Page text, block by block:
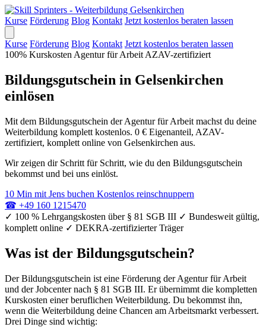
Kurse Förderung Blog Kontakt Jetzt kostenlos beraten lassen
Kurse Förderung Blog Kontakt Jetzt kostenlos beraten lassen
100% Kurskosten Agentur für Arbeit AZAV-zertifiziert
Bildungsgutschein in Gelsenkirchen
einlösen
Mit dem Bildungsgutschein der Agentur für Arbeit machst du deine
Weiterbildung komplett kostenlos. 0 € Eigenanteil, AZAV-
zertifiziert, komplett online von Gelsenkirchen aus.
Wir zeigen dir Schritt für Schritt, wie du den Bildungsgutschein
bekommst und bei uns einlöst.
10 Min mit Jens buchen Kostenlos reinschnuppern
☎ +49 160 1215470
✓ 100 % Lehrgangskosten über § 81 SGB III ✓ Bundesweit gültig,
komplett online ✓ DEKRA-zertifizierter Träger
Was ist der Bildungsgutschein?
Der Bildungsgutschein ist eine Förderung der Agentur für Arbeit
und der Jobcenter nach § 81 SGB III. Er übernimmt die kompletten
Kurskosten einer beruflichen Weiterbildung. Du bekommst ihn,
wenn die Weiterbildung deine Chancen am Arbeitsmarkt verbessert.
Drei Dinge sind wichtig: